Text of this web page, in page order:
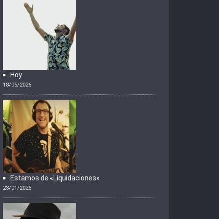
Hoy
18/05/2026
Estamos de «Liquidaciones»
23/01/2026